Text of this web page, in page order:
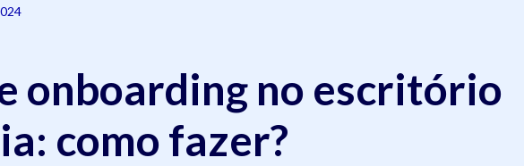
onboarding no escritório
como fazer?